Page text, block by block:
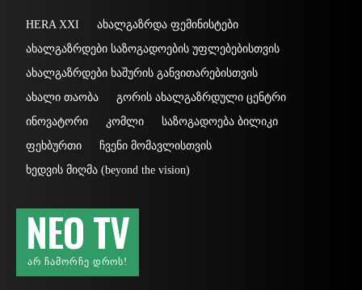
HERA XXI
ახალგაზრდა ფემინისტები
ახალგაზრდები საზოგადოების უფლებებისთვის
ახალგაზრდები ხაშურის განვითარებისთვის
ახალი თაობა
გორის ახალგაზრდული ცენტრი
ინოვატორი
კომლი
საზოგადოება ბილიკი
ფეხბურთი
ჩვენი მომავლისთვის
ხედვის მიღმა (beyond the vision)
NEO TV
ᲐᲠ ᲩᲐᲛᲝᲠᲩᲔ ᲓᲠᲝᲡ!